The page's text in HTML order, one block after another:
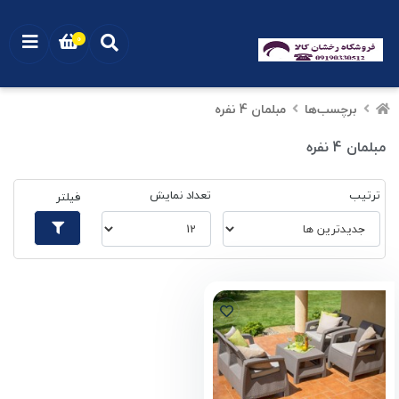
برچسب‌ها مبلمان 4 نفره
مبلمان 4 نفره
ترتیب تعداد نمایش فیلتر
0